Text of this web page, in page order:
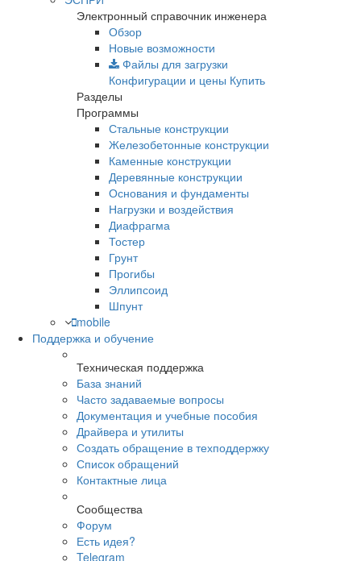
Электронный справочник инженера
Обзор
Новые возможности
Файлы для загрузки
Конфигурации и цены Купить
Разделы
Программы
Стальные конструкции
Железобетонные конструкции
Каменные конструкции
Деревянные конструкции
Основания и фундаменты
Нагрузки и воздействия
Диафрагма
Тостер
Грунт
Прогибы
Эллипсоид
Шпунт
mobile
Поддержка и обучение
Техническая поддержка
База знаний
Часто задаваемые вопросы
Документация и учебные пособия
Драйвера и утилиты
Создать обращение в техподдержку
Список обращений
Контактные лица
Сообщества
Форум
Есть идея?
Telegram